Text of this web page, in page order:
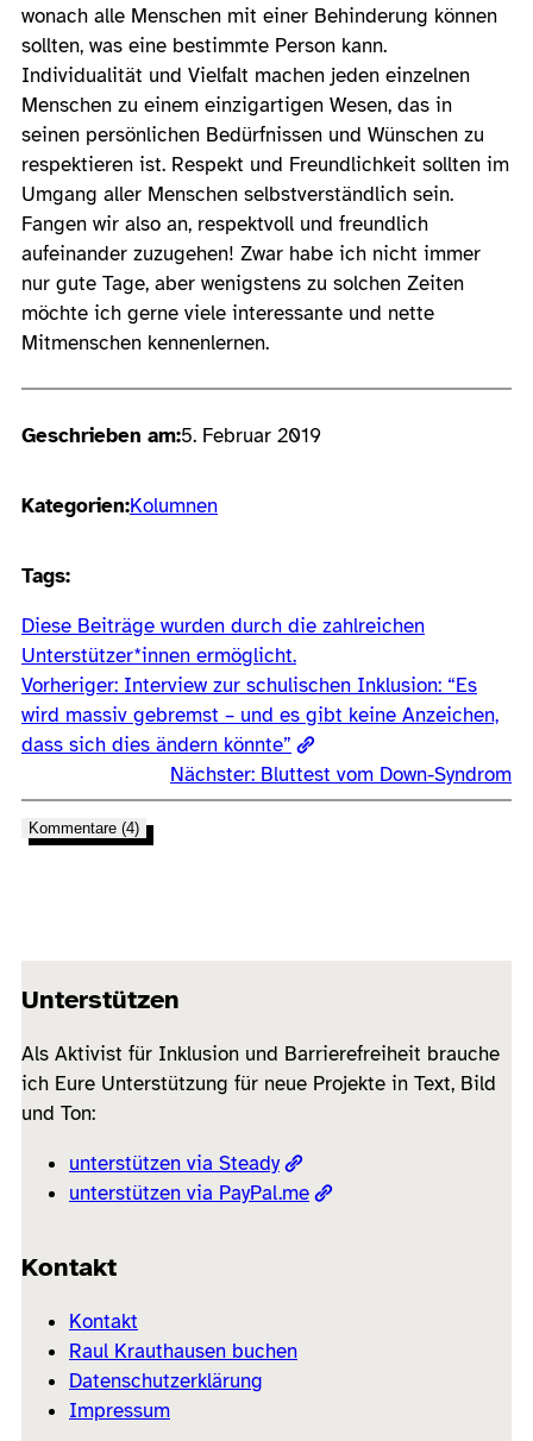
wonach alle Menschen mit einer Behinderung können
sollten, was eine bestimmte Person kann.
Individualität und Vielfalt machen jeden einzelnen
Menschen zu einem einzigartigen Wesen, das in
seinen persönlichen Bedürfnissen und Wünschen zu
respektieren ist. Respekt und Freundlichkeit sollten im
Umgang aller Menschen selbstverständlich sein.
Fangen wir also an, respektvoll und freundlich
aufeinander zuzugehen! Zwar habe ich nicht immer
nur gute Tage, aber wenigstens zu solchen Zeiten
möchte ich gerne viele interessante und nette
Mitmenschen kennenlernen.
Geschrieben am:5. Februar 2019
Kategorien:Kolumnen
Tags:
Diese Beiträge wurden durch die zahlreichen
Unterstützer*innen ermöglicht.
Vorheriger: Interview zur schulischen Inklusion: “Es
wird massiv gebremst – und es gibt keine Anzeichen,
dass sich dies ändern könnte”
Nächster: Bluttest vom Down-Syndrom
Kommentare (4)
Unterstützen
Als Aktivist für Inklusion und Barrierefreiheit brauche
ich Eure Unterstützung für neue Projekte in Text, Bild
und Ton:
unterstützen via Steady
unterstützen via PayPal.me
Kontakt
Kontakt
Raul Krauthausen buchen
Datenschutzerklärung
Impressum